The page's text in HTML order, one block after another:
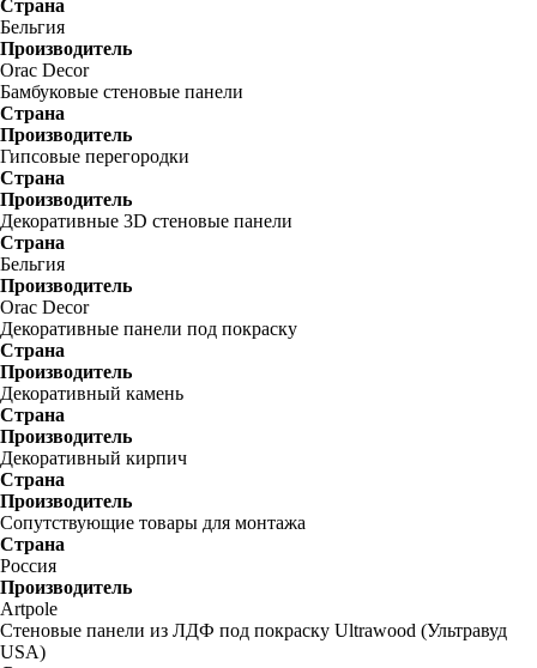
Страна
Бельгия
Производитель
Orac Decor
Бамбуковые стеновые панели
Страна
Производитель
Гипсовые перегородки
Страна
Производитель
Декоративные 3D стеновые панели
Страна
Бельгия
Производитель
Orac Decor
Декоративные панели под покраску
Страна
Производитель
Декоративный камень
Страна
Производитель
Декоративный кирпич
Страна
Производитель
Сопутствующие товары для монтажа
Страна
Россия
Производитель
Artpole
Стеновые панели из ЛДФ под покраску Ultrawood (Ультравуд
USA)